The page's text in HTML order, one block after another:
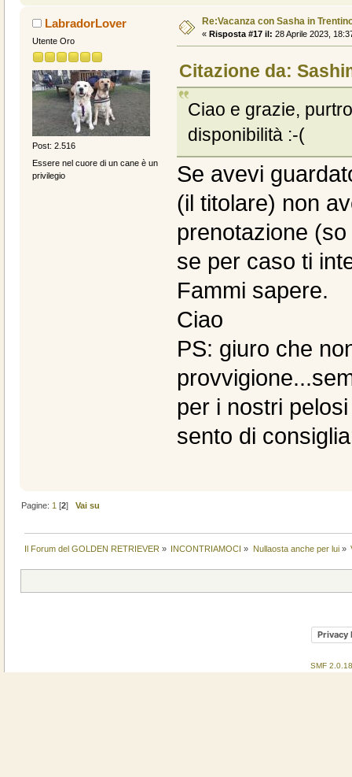
LabradorLover
Utente Oro
Post: 2.516
Essere nel cuore di un cane è un
privilegio
Re:Vacanza con Sasha in
« Risposta #17 il: 28 Aprile 2023,
Citazione da:
Ciao e grazie,
disponibilità :-(
Se avevi
(il titolare) non
prenotazione
se per caso ti
Fammi sapere.
Ciao
PS: giuro che
per i nostri
sento di
Pagine: 1 [2]Vai su
Il Forum del GOLDEN RETRIEVER » INCONTRIAMOCI » Nullaosta anche per lui»
Privacy
SMF 2.0.18